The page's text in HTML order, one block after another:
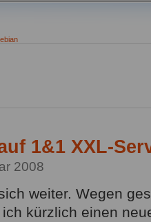
1&1 XXL-
2008
weiter. Wegen
kürzlich einen